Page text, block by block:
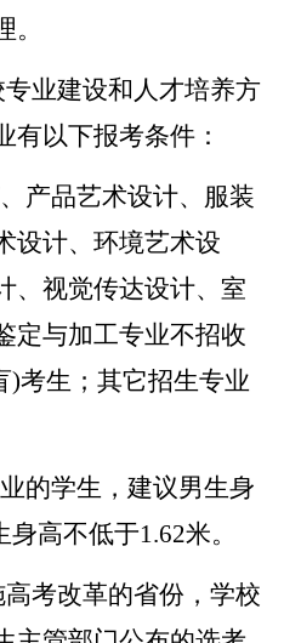
业建设和人才培养方
有以下报考条件：
产品艺术设计、服装
设计、环境艺术设
、视觉传达设计、室
定与加工专业不招收
)考生； 其它招生专业
的学生 ， 建议男生身
身高不低于1.62米。
高考改革的省份，学校